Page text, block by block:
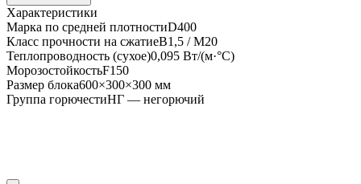
Характеристики
Марка по средней плотностиD400
Класс прочности на сжатиеВ1,5 / М20
Теплопроводность (сухое)0,095 Вт/(м·°С)
МорозостойкостьF150
Размер блока600×300×300 мм
Группа горючестиНГ — негорючий